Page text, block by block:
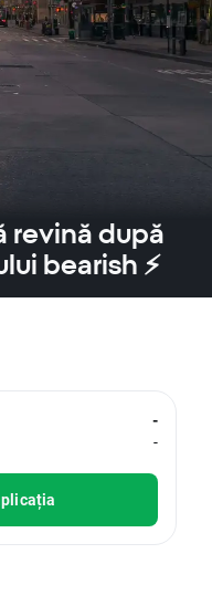
revină după
bearish ⚡
-
-